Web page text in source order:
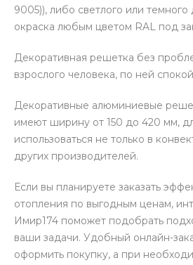
9005)), либо светлого или
окраска любым цветом RAL под
Декоративная решетка без
взрослого человека, по ней
Декоративные алюминиевые
имеют ширину от 150 до 420 мм,
использоваться не только в
других производителей.
Если вы планируете заказать
отопления по выгодным ценам,
Имир174 поможет подобрать
ваши задачи. Удобный онлайн-
оформить покупку, а при